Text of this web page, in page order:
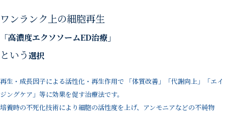
ワンランク上の細胞再生
「高濃度エクソソームED治療」
という選択
再生・成長因子による活性化・再生作用で 「体質改善」「代謝向上」「エイ
ジングケア」等に効果を促す治療法です。
培養時の不死化技術により細胞の活性度を上げ、アンモニアなどの不純物